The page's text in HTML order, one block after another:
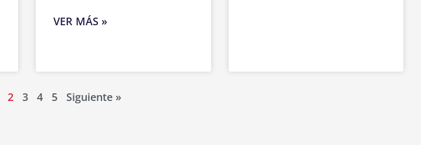
VER MÁS »
2 3 4 5 Siguiente »